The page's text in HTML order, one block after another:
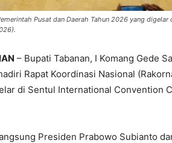
Pusat dan Daerah Tahun 2026 yang
– Bupati Tabanan, I Komang Gede
Rapat Koordinasi Nasional
di Sentul International Convention
Presiden Prabowo Subianto